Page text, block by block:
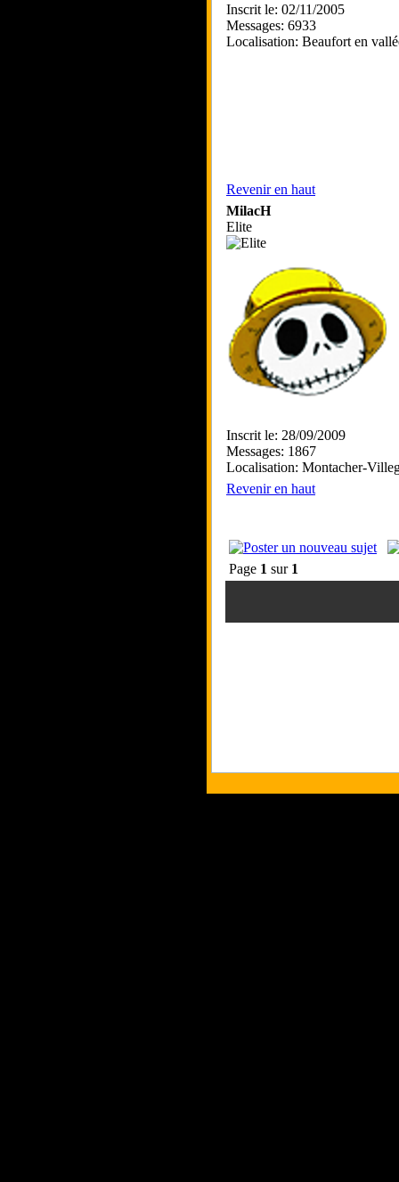
Inscrit le: 02/11/2005
Messages: 6933
Localisation: Beaufort en
Revenir en haut
MilacH
Elite
Inscrit le: 28/09/2009
Messages: 1867
Localisation: Montacher-
Revenir en haut
Page 1 sur 1